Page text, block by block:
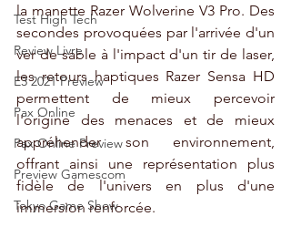
Test High Tech
Review Livre
E3 2021 Preview
Pax Online
Pax Online Preview
Preview Gamescom
Tokyo Game Show
la manette Razer Wolverine V3 Pro. Des
secondes provoquées par l'arrivée d'un
ver de sable à l'impact d'un tir de laser,
les retours haptiques Razer Sensa HD
permettent de mieux percevoir
l'origine des menaces et de mieux
appréhender son environnement,
offrant ainsi une représentation plus
fidèle de l'univers en plus d'une
immersion renforcée.